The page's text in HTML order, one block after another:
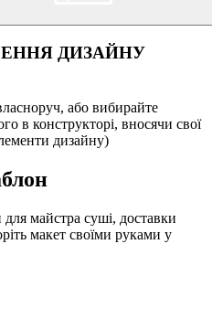
ДИЗАЙНУ
або вибирайте
в конструкторі, вносячи свої
дизайну)
майстра суші, доставки
макет своїми руками у